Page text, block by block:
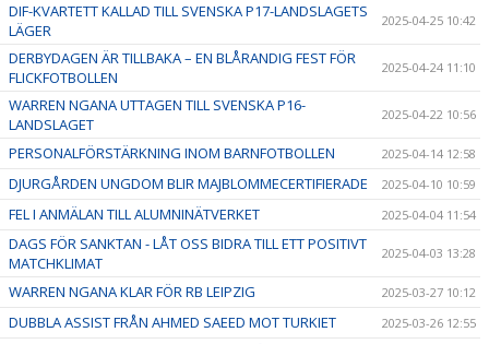
DIF-KVARTETT KALLAD TILL SVENSKA P17-LANDSLAGETS
LÄGER
2025-04-25 10:42
DERBYDAGEN ÄR TILLBAKA – EN BLÅRANDIG FEST FÖR
FLICKFOTBOLLEN
2025-04-24 11:10
WARREN NGANA UTTAGEN TILL SVENSKA P16-
LANDSLAGET
2025-04-22 10:56
PERSONALFÖRSTÄRKNING INOM BARNFOTBOLLEN 2025-04-14 12:58
DJURGÅRDEN UNGDOM BLIR MAJBLOMMECERTIFIERADE 2025-04-10 10:59
FEL I ANMÄLAN TILL ALUMNINÄTVERKET 2025-04-04 11:54
DAGS FÖR SANKTAN - LÅT OSS BIDRA TILL ETT POSITIVT
MATCHKLIMAT
2025-04-03 13:28
WARREN NGANA KLAR FÖR RB LEIPZIG 2025-03-27 10:12
DUBBLA ASSIST FRÅN AHMED SAEED MOT TURKIET 2025-03-26 12:55